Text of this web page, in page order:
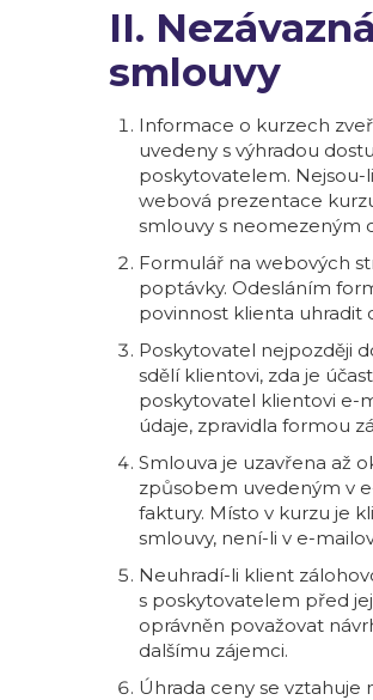
II.
smlouvy
Informace o kurzech
uvedeny s výhradou
poskytovatelem.
webová prezentace
smlouvy s neomezeným
Formulář na webových
poptávky. Odesláním
povinnost klienta uhradit
Poskytovatel nejpozději
sdělí klientovi, zda je
poskytovatel klientovi e-
údaje, zpravidla formou
Smlouva je uzavřena až
způsobem uvedeným v
faktury. Místo v kurzu je
smlouvy, není-li v e-
Neuhradí-li klient
s poskytovatelem před
oprávněn považovat
dalšímu zájemci.
Úhrada ceny se